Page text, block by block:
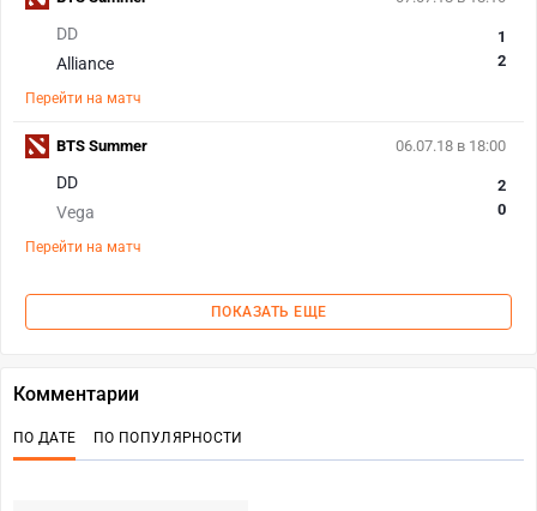
DD
Alliance
1
2
Перейти на матч
06.07.18 в 18:00
DD
Vega
2
0
Перейти на матч
BTS Summer
ПОКАЗАТЬ ЕЩЕ
Комментарии
ПО ДАТЕ ПО ПОПУЛЯРНОСТИ